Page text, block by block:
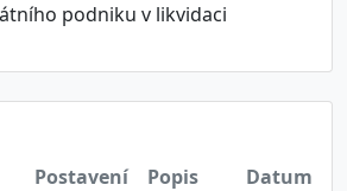
podniku v likvidaci
Postavení Popis
Datum